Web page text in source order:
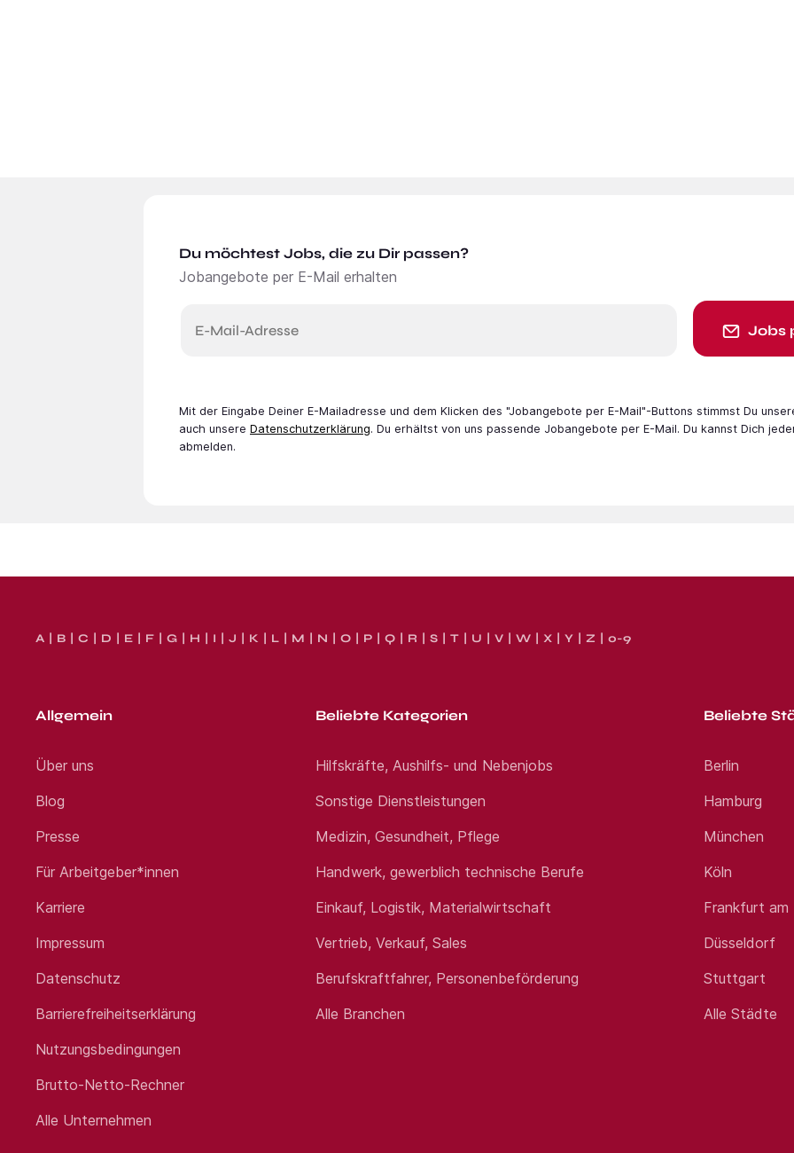
Du möchtest Jobs, die zu Dir passen?
Jobangebote per E-Mail erhalten
E-Mail-Adresse Jobs
Mit der Eingabe Deiner E-Mail­adresse und dem Klicken des "Jobangebote per E-Mail"-Buttons stimmst Du
auch unsere Datenschutzerklärung. Du erhältst von uns passende Jobangebote per E-Mail. Du kannst Dich
abmelden.
A B C D E F G H I J K L M N O P Q R S T U V W X Y Z 0-9
Allgemein
Über uns
Blog
Presse
Für Arbeitgeber*innen
Karriere
Impressum
Datenschutz
Barrierefreiheitserklärung
Nutzungsbedingungen
Brutto-Netto-Rechner
Alle Unternehmen
Beliebte Kategorien
Hilfskräfte, Aushilfs- und Nebenjobs
Sonstige Dienstleistungen
Medizin, Gesundheit, Pflege
Handwerk, gewerblich technische Berufe
Einkauf, Logistik, Materialwirtschaft
Vertrieb, Verkauf, Sales
Berufskraftfahrer, Personenbeförderung
Alle Branchen
Beliebte
Berlin
Hamburg
München
Köln
Frankfurt am
Düsseldorf
Stuttgart
Alle Städte